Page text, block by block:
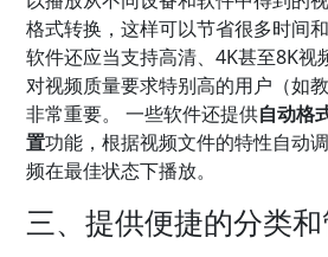
格式转换，这样可以节省很多时间
软件还应当支持高清、4K甚至8K视
对视频质量要求特别高的用户（如
非常重要。 一些软件还提供自动格
置功能，根据视频文件的特性自动
频在最佳状态下播放。
三、提供便捷的分类